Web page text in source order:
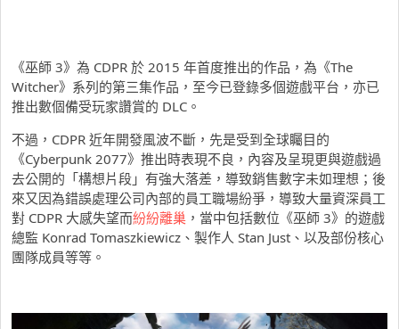
《巫師 3》為 CDPR 於 2015 年首度推出的作品，為《The
Witcher》系列的第三集作品，至今已登錄多個遊戲平台，亦已
推出數個備受玩家讚賞的 DLC。
不過，CDPR 近年開發風波不斷，先是受到全球矚目的
《Cyberpunk 2077》推出時表現不良，內容及呈現更與遊戲過
去公開的「構想片段」有強大落差，導致銷售數字未如理想；後
來又因為錯誤處理公司內部的員工職場紛爭，導致大量資深員工
對 CDPR 大感失望而紛紛離巢 ，當中包括數位《巫師 3》的遊戲
總監 Konrad Tomaszkiewicz、製作人 Stan Just、以及部份核心
團隊成員等等。